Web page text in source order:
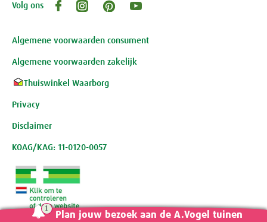
Openingstijden, route en adres
Klantenservice webwinkel
Review-richtlijnen
Volg ons
Algemene voorwaarden consument
Algemene voorwaarden zakelijk
Thuiswinkel Waarborg
Privacy
Disclaimer
KOAG/KAG: 11-0120-0057
Plan jouw bezoek aan de A.Vogel tuinen